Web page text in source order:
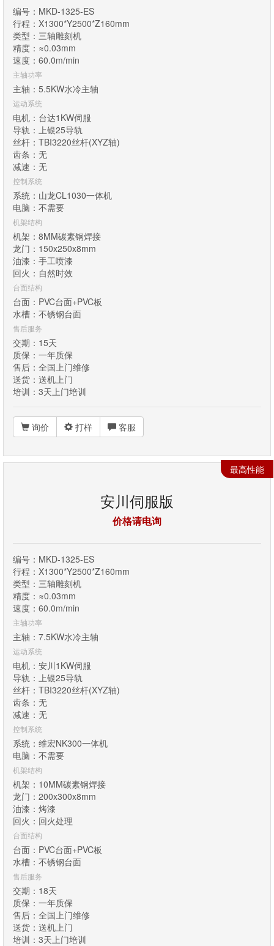
编号：MKD-1325-ES
行程：X1300*Y2500*Z160mm
类型：三轴雕刻机
精度：≈0.03mm
速度：60.0m/min
主轴功率
主轴：5.5KW水冷主轴
运动系统
电机：台达1KW伺服
导轨：上银25导轨
丝杆：TBI3220丝杆(XYZ轴)
齿条：无
减速：无
控制系统
系统：山龙CL1030一体机
电脑：不需要
机架结构
机架：8MM碳素钢焊接
龙门：150x250x8mm
油漆：手工喷漆
回火：自然时效
台面结构
台面：PVC台面+PVC板
水槽：不锈钢台面
售后服务
交期：15天
质保：一年质保
售后：全国上门维修
送货：送机上门
培训：3天上门培训
询价 打样 客服
最高性能
安川伺服版
价格请电询
编号：MKD-1325-ES
行程：X1300*Y2500*Z160mm
类型：三轴雕刻机
精度：≈0.03mm
速度：60.0m/min
主轴功率
主轴：7.5KW水冷主轴
运动系统
电机：安川1KW伺服
导轨：上银25导轨
丝杆：TBI3220丝杆(XYZ轴)
齿条：无
减速：无
控制系统
系统：维宏NK300一体机
电脑：不需要
机架结构
机架：10MM碳素钢焊接
龙门：200x300x8mm
油漆：烤漆
回火：回火处理
台面结构
台面：PVC台面+PVC板
水槽：不锈钢台面
售后服务
交期：18天
质保：一年质保
售后：全国上门维修
送货：送机上门
培训：3天上门培训